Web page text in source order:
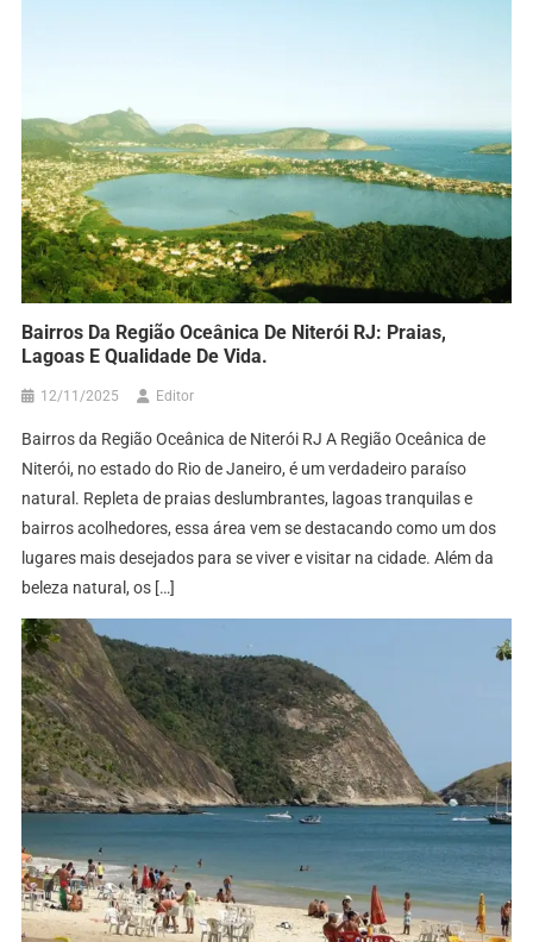
Bairros Da Região Oceânica De Niterói RJ: Praias,
Lagoas E Qualidade De Vida.
12/11/2025 Editor
Bairros da Região Oceânica de Niterói RJ A Região Oceânica de
Niterói, no estado do Rio de Janeiro, é um verdadeiro paraíso
natural. Repleta de praias deslumbrantes, lagoas tranquilas e
bairros acolhedores, essa área vem se destacando como um dos
lugares mais desejados para se viver e visitar na cidade. Além da
beleza natural, os […]